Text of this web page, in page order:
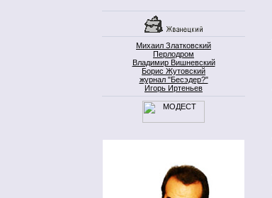
Михаил Златковский
Перлодром
Владимир Вишневский
Борис Жутовский
журнал "Бесэдер?"
Игорь Иртеньев